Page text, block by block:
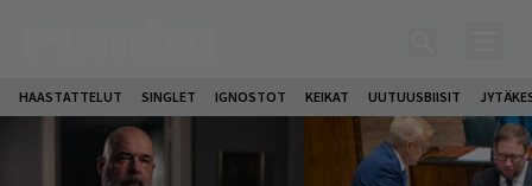
HAASTATTELUT SINGLET IGNOSTOT KEIKAT UUTUUSBIISIT